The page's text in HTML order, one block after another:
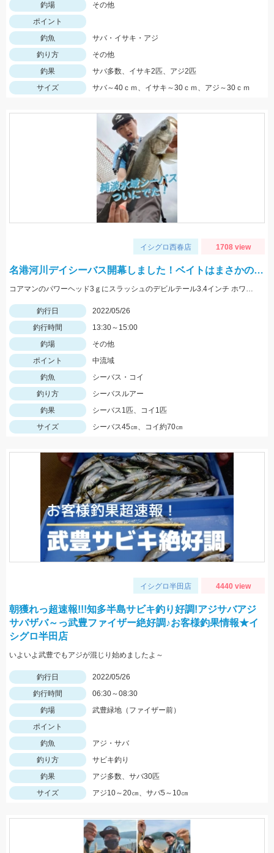
釣場
その他
ポイント
釣魚
サバ・イサキ・アジ
釣り方
その他
釣果
サバ多数、イサキ2匹、アジ2匹
サイズ
サバ～40ｃｍ、イサキ～30ｃｍ、アジ～30ｃｍ
イシグロ西春店 1708 view
名港河川デイシーバス開幕しました！ベイトはまさかの…
コアマンのパワーヘッド3ｇにスラッシュのデビルテール3.4インチ ホワイトシルバーで釣れました！
釣行日
2022/05/26
釣行時間
13:30～15:00
釣場
その他
ポイント
中流域
釣魚
シーバス・コイ
釣り方
シーバスルアー
釣果
シーバス1匹、コイ1匹
サイズ
シーバス45㎝、コイ約70㎝
イシグロ半田店 4440 view
朝獲れっ超速報!!!知多半島サビキ釣り好調!アジサバアジ
サバザバ～っ武豊ファイザー絶好調♪お客様釣果情報★イ
シグロ半田店
いよいよ武豊でもアジが混じり始めましたよ～
釣行日
2022/05/26
釣行時間
06:30～08:30
釣場
武豊緑地（ファイザー前）
ポイント
釣魚
アジ・サバ
釣り方
サビキ釣り
釣果
アジ多数、サバ30匹
サイズ
アジ10～20㎝、サバ5～10㎝